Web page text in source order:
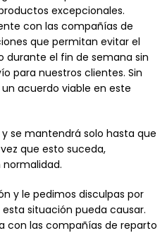
excepcionales.
con las compañías de
que permitan evitar el
el fin de semana sin
para nuestros clientes. Sin
acuerdo viable en este
se mantendrá solo hasta que
que esto suceda,
y le pedimos disculpas por
situación pueda causar.
con las compañías de reparto